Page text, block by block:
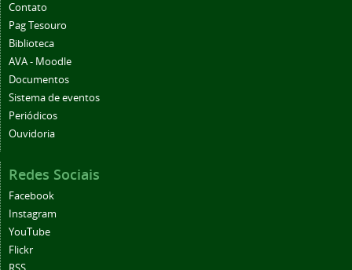
Contato
Pag Tesouro
Biblioteca
AVA - Moodle
Documentos
Sistema de eventos
Periódicos
Ouvidoria
Redes Sociais
Facebook
Instagram
YouTube
Flickr